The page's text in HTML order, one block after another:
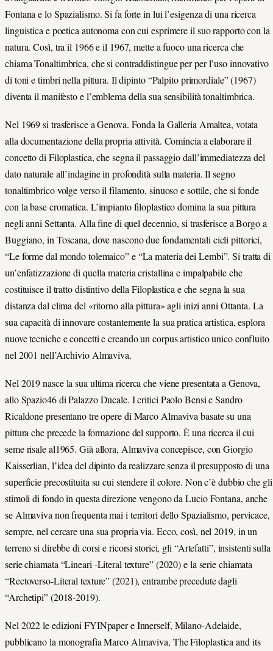
Fontana e lo Spazialismo. Si fa forte in lui l’esigenza di una ricerca
linguistica e poetica autonoma con cui esprimere il suo rapporto con la
natura. Così, tra il 1966 e il 1967, mette a fuoco una ricerca che
chiama Tonaltimbrica, che si contraddistingue per per l’uso innovativo
di toni e timbri nella pittura. Il dipinto “Palpito primordiale” (1967)
diventa il manifesto e l’emblema della sua sensibilità tonaltimbrica.
Nel 1969 si trasferisce a Genova. Fonda la Galleria Amaltea, votata
alla documentazione della propria attività. Comincia a elaborare il
concetto di Filoplastica, che segna il passaggio dall’immediatezza del
dato naturale all’indagine in profondità sulla materia. Il segno
tonaltimbrico volge verso il filamento, sinuoso e sottile, che si fonde
con la base cromatica. L’impianto filoplastico domina la sua pittura
negli anni Settanta. Alla fine di quel decennio, si trasferisce a Borgo a
Buggiano, in Toscana, dove nascono due fondamentali cicli pittorici,
“Le forme dal mondo tolemaico” e “La materia dei Lembi”. Si tratta di
un’enfatizzazione di quella materia cristallina e impalpabile che
costituisce il tratto distintivo della Filoplastica e che segna la sua
distanza dal clima del «ritorno alla pittura» agli inizi anni Ottanta. La
sua capacità di innovare costantemente la sua pratica artistica, esplora
nuove tecniche e concetti e creando un corpus artistico unico confluito
nel 2001 nell’Archivio Almaviva.
Nel 2019 nasce la sua ultima ricerca che viene presentata a Genova,
allo Spazio46 di Palazzo Ducale. I critici Paolo Bensi e Sandro
Ricaldone presentano tre opere di Marco Almaviva basate su una
pittura che precede la formazione del supporto. È una ricerca il cui
seme risale al1965. Già allora, Almaviva concepisce, con Giorgio
Kaisserlian, l’idea del dipinto da realizzare senza il presupposto di una
superficie precostituita su cui stendere il colore. Non c’è dubbio che gli
stimoli di fondo in questa direzione vengono da Lucio Fontana, anche
se Almaviva non frequenta mai i territori dello Spazialismo, pervicace,
sempre, nel cercare una sua propria via. Ecco, così, nel 2019, in un
terreno si direbbe di corsi e ricorsi storici, gli “Artefatti”, insistenti sulla
serie chiamata “Lineari -Literal texture” (2020) e la serie chiamata
“Rectoverso-Literal texture” (2021), entrambe precedute dagli
“Archetipi” (2018-2019).
Nel 2022 le edizioni FYINpaper e Innerself, Milano-Adelaide,
pubblicano la monografia Marco Almaviva, The Filoplastica and its